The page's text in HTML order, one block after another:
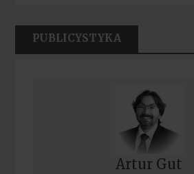
PUBLICYSTYKA
Artur Gut